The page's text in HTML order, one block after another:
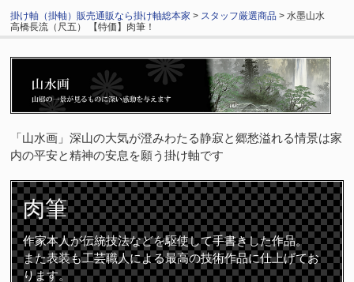
掛け軸（掛軸）販売通販なら掛け軸総本家 > スタッフ厳選商品 > 水墨山水
高橋長流（尺五） 【特価】肉筆！
「山水画」深山の大気が澄みわたる静寂と郷愁溢れる情景は家
内の平安と精神の安息を願う掛け軸です
肉筆
作家本人が伝統技法などを駆使して手書きした作品。
また表装も工芸職人による最高の技術作品に仕上げてお
ります。